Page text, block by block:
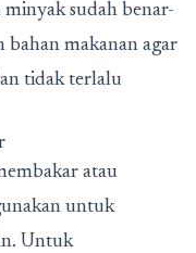
minyak sudah benar-
bahan makanan agar
tidak terlalu
atau
untuk
Untuk